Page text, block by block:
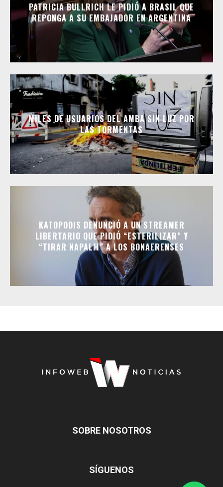
PATRICIA BULLRICH LE PIDIÓ A BRASIL QUE
REPONGA A SU EMBAJADOR EN ARGENTINA
MILES DE USUARIOS DEL AMBA SIN LUZ POR
LAS TORMENTAS
KATOPODIS DENUNCIÓ A UN STREAMER
LIBERTARIO QUE PIDIÓ “ESTERILIZAR” Y
“TIRAR NAPALM” A LOS BONAERENSES
SOBRE NOSOTROS
SÍGUENOS